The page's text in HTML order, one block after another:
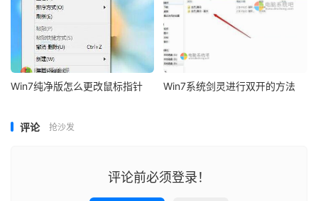
Win7纯净版怎么更改鼠标指针 Win7系统剑灵进行双开的方法
评论 抢沙发
评论前必须登录！